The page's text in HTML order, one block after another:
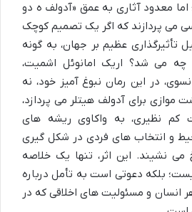
اما معدود آثاری به عمق «آدولف ه دو
می پردازند که اگر یک تصمیم کوچک
تأثیرگذاری عظیم بر جهان، به گونه
چه می شد؟ اریک امانوئل اشمیت،
در این رمان نبوغ آمیز خود، نه
موازی برای آدولف هیتلر می پردازد،
کم نظیری، به واکاوی ریشه های
و انتخاب های فردی در شکل گیری
نشیند. این اثر، تنها یک خلاصه
بلکه دعوتی است به تأمل درباره
انسان و مسئولیت های اخلاقی که در